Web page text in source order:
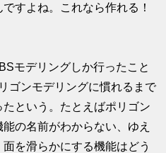
すよね。これなら作れる！
モデリングしか行ったこと
ゴンモデリングに慣れるまで
という。たとえばポリゴン
の名前がわからない、ゆえ
を滑らかにする機能はどう